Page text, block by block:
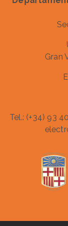
Gran
Tel.: (+34) 93